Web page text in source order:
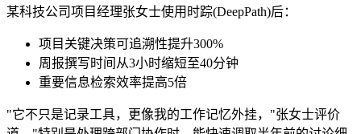
某科技公司项目经理张女士使用时踪(DeepPath)后：
项目关键决策可追溯性提升300%
周报撰写时间从3小时缩短至40分钟
重要信息检索效率提高5倍
"它不只是记录工具，更像我的工作记忆外挂，"张女士评价